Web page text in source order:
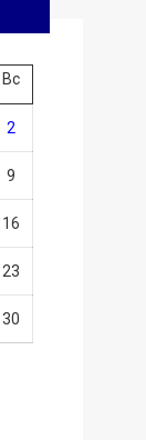
Вс
2
9
16
23
30